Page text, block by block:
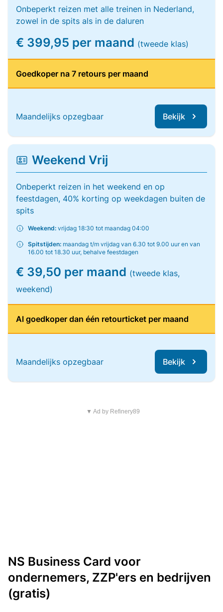
Onbeperkt reizen met alle treinen in Nederland,
zowel in de spits als in de daluren
€ 399,95 per maand (tweede klas)
Goedkoper na 7 retours per maand
Maandelijks opzegbaar Bekijk
Weekend Vrij
Onbeperkt reizen in het weekend en op
feestdagen, 40% korting op weekdagen buiten de
spits
Weekend: vrijdag 18:30 tot maandag 04:00
Spitstijden: maandag t/m vrijdag van 6.30 tot 9.00 uur en van
16.00 tot 18.30 uur, behalve feestdagen
€ 39,50 per maand (tweede klas,
weekend)
Al goedkoper dan één retourticket per maand
Maandelijks opzegbaar Bekijk
▼ Ad by Refinery89
NS Business Card voor
ondernemers, ZZP'ers en bedrijven
(gratis)